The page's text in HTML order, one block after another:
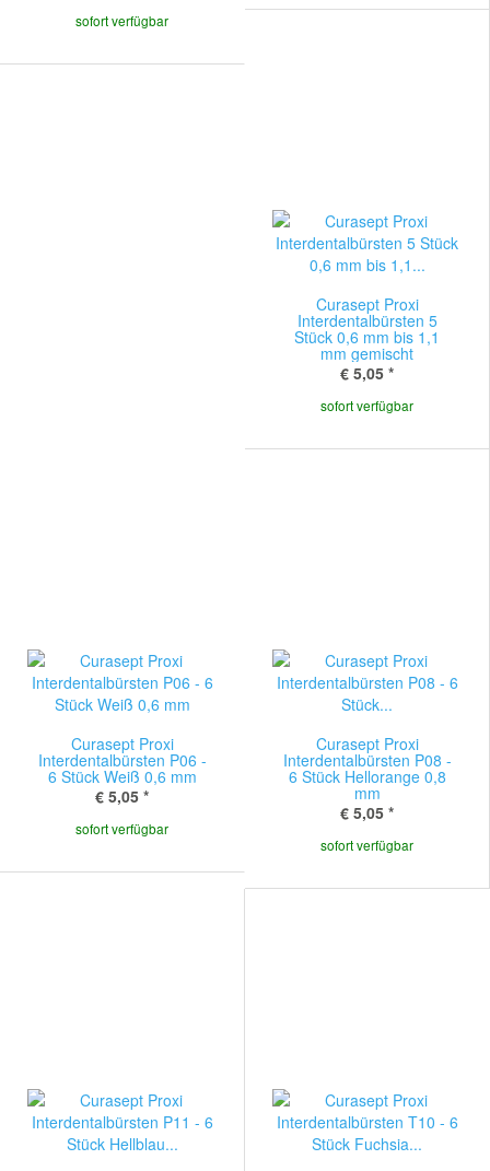
sofort verfügbar
Curasept Proxi
Interdentalbürsten 5
Stück 0,6 mm bis 1,1
mm gemischt
€ 5,05 *
sofort verfügbar
Curasept Proxi
Interdentalbürsten P06 -
6 Stück Weiß 0,6 mm
€ 5,05 *
sofort verfügbar
Curasept Proxi
Interdentalbürsten P08 -
6 Stück Hellorange 0,8
mm
€ 5,05 *
sofort verfügbar